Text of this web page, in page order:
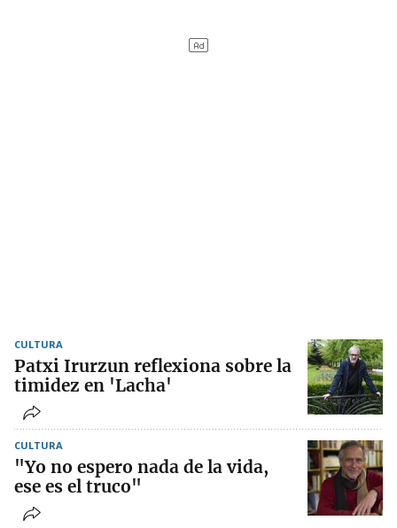
CULTURA
Patxi Irurzun reflexiona sobre la
timidez en 'Lacha'
CULTURA
"Yo no espero nada de la vida,
ese es el truco"